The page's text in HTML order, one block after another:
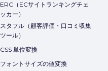
ERC（ECサイトランキングチェ
ッカー）
スタフル（顧客評価・口コミ収集
ツール）
CSS 単位変換
フォントサイズの値変換